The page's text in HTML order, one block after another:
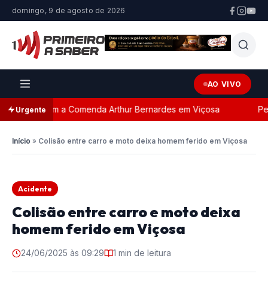
domingo, 9 de agosto de 2026
AO VIVO
Urgente
com a Comenda Arthur Bernardes em Viçosa
Início » Colisão entre carro e moto deixa homem ferido em Viçosa
Acidente
Colisão entre carro e moto deixa
homem ferido em Viçosa
24/06/2025 às 09:29 1 min de leitura